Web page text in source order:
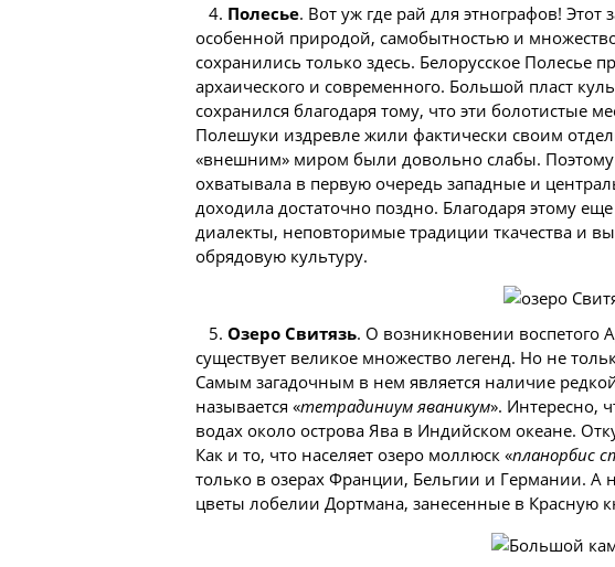
4. Полесье. Вот уж где рай для этнографов!
особенной природой, самобытностью и
сохранились только здесь. Белорусское Полесье
архаического и современного. Большой пласт
сохранился благодаря тому, что эти болотистые
Полешуки издревле жили фактически своим
«внешним» миром были довольно слабы. Поэтому
охватывала в первую очередь западные и
доходила достаточно поздно. Благодаря этому
диалекты, неповторимые традиции ткачества и
обрядовую культуру.
5. Озеро Свитязь. О возникновении
существует великое множество легенд. Но не
Самым загадочным в нем является наличие
называется «тетрадиниум яваникум». Интересно,
водах около острова Ява в Индийском океане.
Как и то, что населяет озеро моллюск «планорбис
только в озерах Франции, Бельгии и Германии. А
цветы лобелии Дортмана, занесенные в Красную